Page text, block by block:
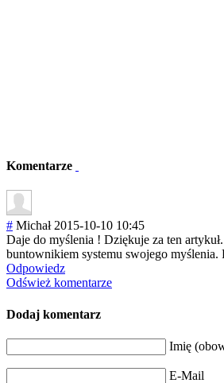
Komentarze
# Michał 2015-10-10 10:45
Daje do myślenia ! Dziękuje za ten
buntownikiem systemu swojego myślenia.
Odpowiedz
Odśwież komentarze
Dodaj komentarz
Imię
E-Mail